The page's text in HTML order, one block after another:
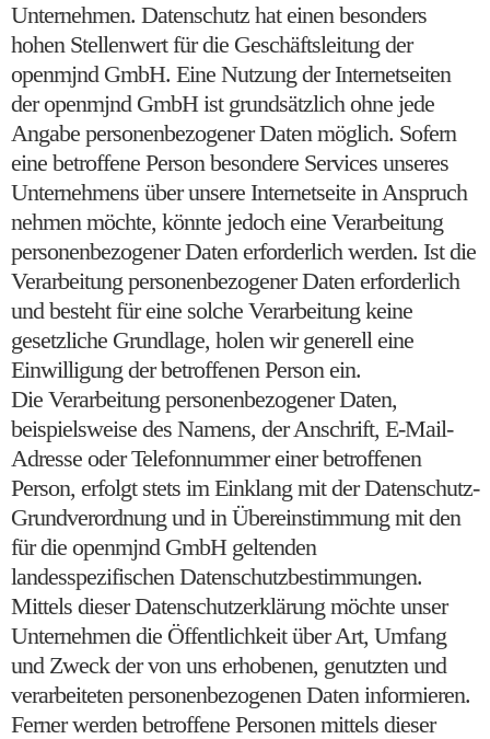
Unternehmen. Datenschutz hat einen besonders
hohen Stellenwert für die Geschäftsleitung der
openmjnd GmbH. Eine Nutzung der Internetseiten
der openmjnd GmbH ist grundsätzlich ohne jede
Angabe personenbezogener Daten möglich. Sofern
eine betroffene Person besondere Services unseres
Unternehmens über unsere Internetseite in Anspruch
nehmen möchte, könnte jedoch eine Verarbeitung
personenbezogener Daten erforderlich werden. Ist die
Verarbeitung personenbezogener Daten erforderlich
und besteht für eine solche Verarbeitung keine
gesetzliche Grundlage, holen wir generell eine
Einwilligung der betroffenen Person ein.
Die Verarbeitung personenbezogener Daten,
beispielsweise des Namens, der Anschrift, E-Mail-
Adresse oder Telefonnummer einer betroffenen
Person, erfolgt stets im Einklang mit der Datenschutz-
Grundverordnung und in Übereinstimmung mit den
für die openmjnd GmbH geltenden
landesspezifischen Datenschutzbestimmungen.
Mittels dieser Datenschutzerklärung möchte unser
Unternehmen die Öffentlichkeit über Art, Umfang
und Zweck der von uns erhobenen, genutzten und
verarbeiteten personenbezogenen Daten informieren.
Ferner werden betroffene Personen mittels dieser